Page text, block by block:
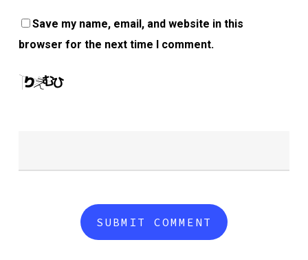
Save my name, email, and website in this
browser for the next time I comment.